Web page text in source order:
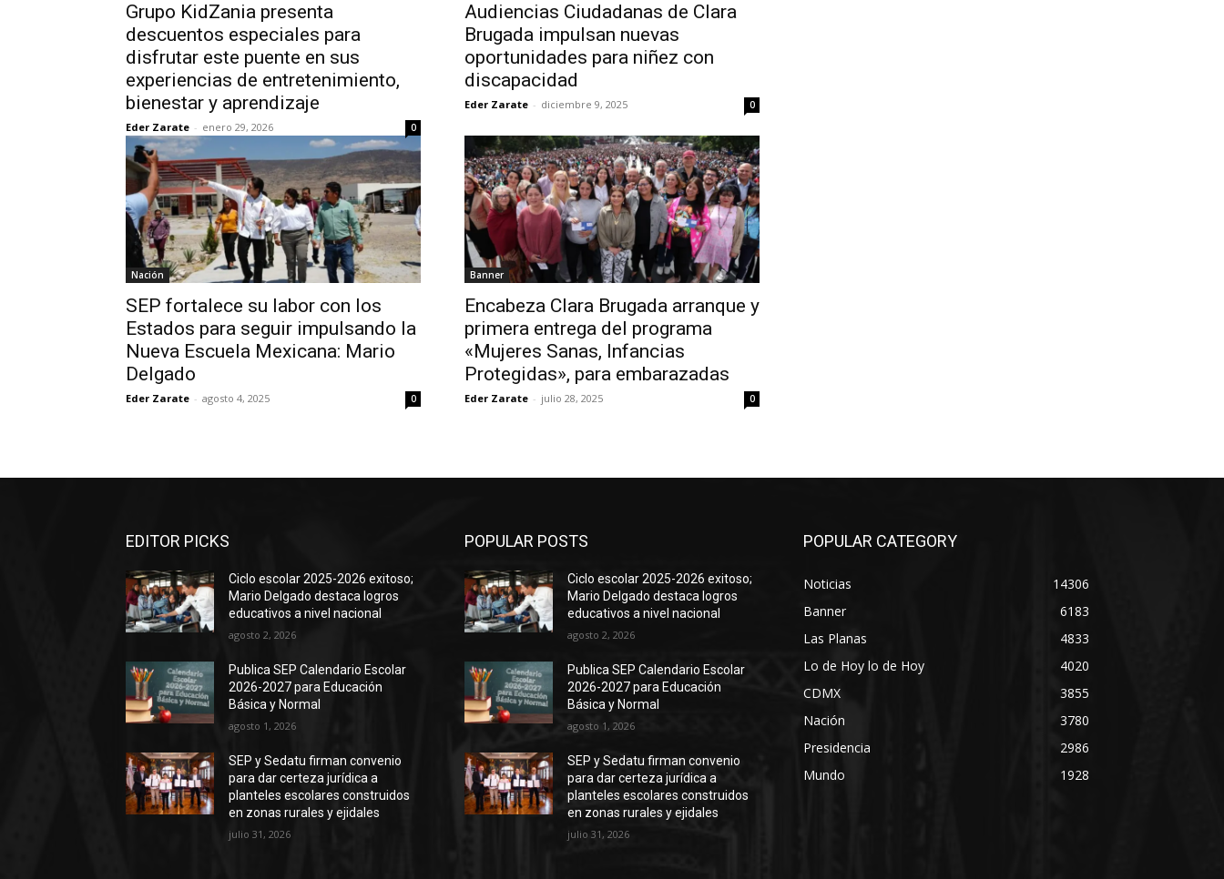
Grupo KidZania presenta
descuentos especiales para
disfrutar este puente en sus
experiencias de entretenimiento,
bienestar y aprendizaje
Eder Zarate - enero 29, 2026 0
Audiencias Ciudadanas de Clara
Brugada impulsan nuevas
oportunidades para niñez con
discapacidad
Eder Zarate - diciembre 9, 2025 0
Nación
SEP fortalece su labor con los
Estados para seguir impulsando la
Nueva Escuela Mexicana: Mario
Delgado
Eder Zarate - agosto 4, 2025 0
Banner
Encabeza Clara Brugada arranque y
primera entrega del programa
«Mujeres Sanas, Infancias
Protegidas», para embarazadas
Eder Zarate - julio 28, 2025 0
EDITOR PICKS
Ciclo escolar 2025-2026 exitoso;
Mario Delgado destaca logros
educativos a nivel nacional
agosto 2, 2026
Publica SEP Calendario Escolar
2026-2027 para Educación
Básica y Normal
agosto 1, 2026
SEP y Sedatu firman convenio
para dar certeza jurídica a
planteles escolares construidos
en zonas rurales y ejidales
julio 31, 2026
POPULAR POSTS
Ciclo escolar 2025-2026 exitoso;
Mario Delgado destaca logros
educativos a nivel nacional
agosto 2, 2026
Publica SEP Calendario Escolar
2026-2027 para Educación
Básica y Normal
agosto 1, 2026
SEP y Sedatu firman convenio
para dar certeza jurídica a
planteles escolares construidos
en zonas rurales y ejidales
julio 31, 2026
POPULAR CATEGORY
Noticias
14306
Banner
6183
Las Planas
4833
Lo de Hoy lo de Hoy
4020
CDMX
3855
Nación
3780
Presidencia
2986
Mundo
1928